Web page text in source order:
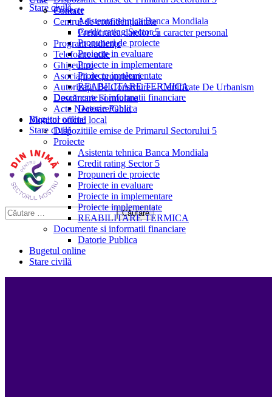
Stare civilă
Proiecte
Asistenta tehnica Banca Mondiala
Credit rating Sector 5
Propuneri de proiecte
Proiecte in evaluare
Proiecte in implementare
Proiecte implementate
REABILITARE TERMICA
Documente si informatii financiare
Datorie Publica
Bugetul online
Stare civilă
Contact
Centrul de confidențialitate
Prelucrarea datelor cu caracter personal
Program audiențe
Telefoane utile
Ghișeul.ro
Asociații de proprietari
Autorizații De Construire – Certificate De Urbanism
Descărcare Formulare
Acte Necesare/Ghid
Monitor oficial local
Dispozitiile emise de Primarul Sectorului 5
Proiecte
Asistenta tehnica Banca Mondiala
Credit rating Sector 5
Propuneri de proiecte
Proiecte in evaluare
Proiecte in implementare
Proiecte implementate
REABILITARE TERMICA
Documente si informatii financiare
Datorie Publica
Bugetul online
Stare civilă